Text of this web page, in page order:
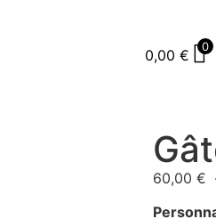
0,00 € 0
60,00€